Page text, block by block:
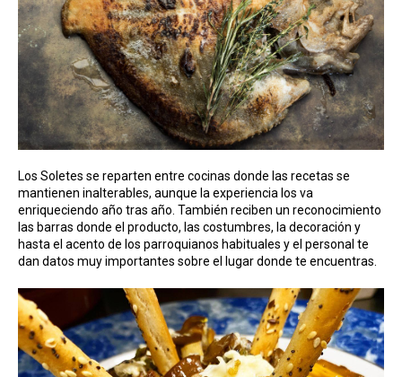
Los Soletes se reparten entre cocinas donde las recetas se
mantienen inalterables, aunque la experiencia los va
enriqueciendo año tras año. También reciben un reconocimiento
las barras donde el producto, las costumbres, la decoración y
hasta el acento de los parroquianos habituales y el personal te
dan datos muy importantes sobre el lugar donde te encuentras.